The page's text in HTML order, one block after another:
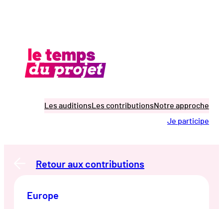
Les auditionsLes contributionsNotre approche
Je participe
Retour aux contributions
Europe